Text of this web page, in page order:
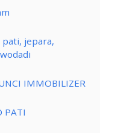
jepara,
IMMOBILIZER
PATI